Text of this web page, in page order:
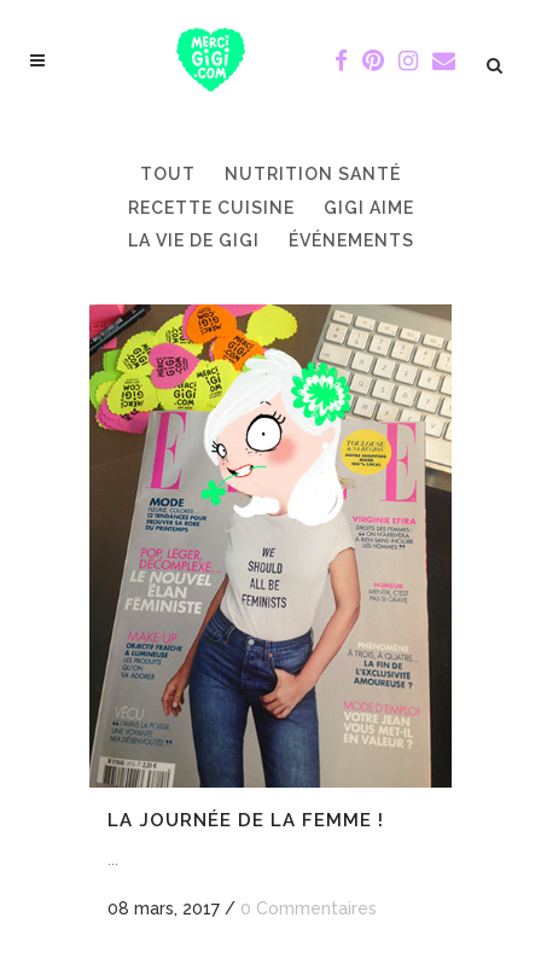
TOUT
NUTRITION SANTÉ
RECETTE CUISINE
GIGI AIME
LA VIE DE GIGI
ÉVÉNEMENTS
LA JOURNÉE DE LA FEMME !
08 mars, 2017 / 0 Commentaires